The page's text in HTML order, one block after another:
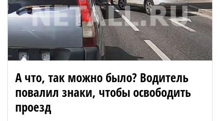
А что, так можно было? Водитель
повалил знаки, чтобы освободить
проезд